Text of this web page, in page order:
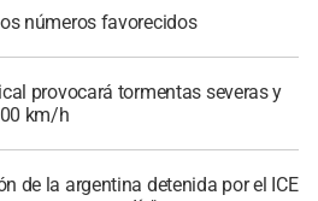
números favorecidos
provocará tormentas severas y
km/h
de la argentina detenida por el ICE